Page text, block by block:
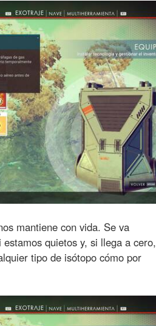
mantiene con vida. Se va
quietos y, si llega a cero,
tipo de isótopo cómo por